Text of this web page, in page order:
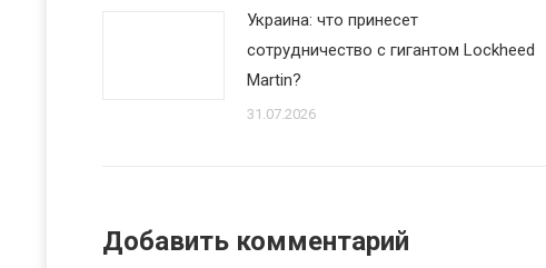
Украина: что принесет
сотрудничество с гигантом Lockheed
Martin?
31.07.2026
Добавить комментарий